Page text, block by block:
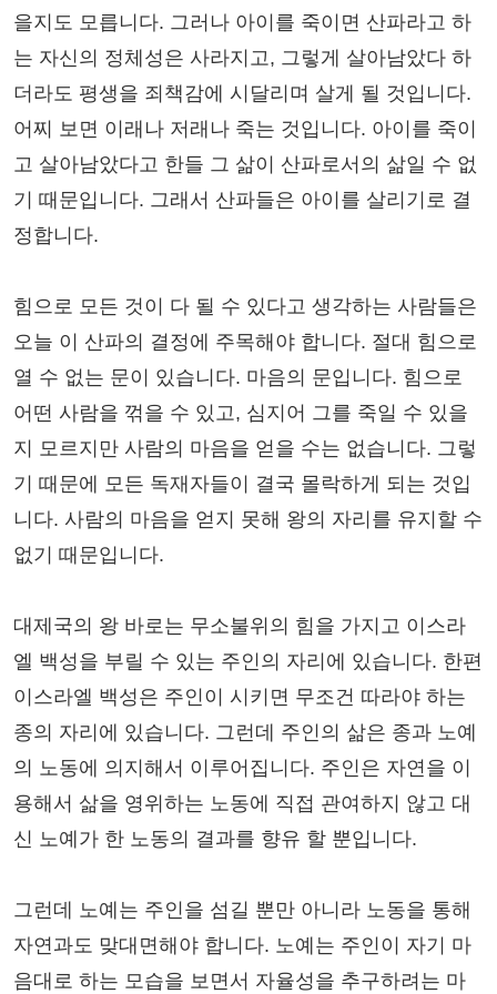
을지도 모릅니다. 그러나 아이를 죽이면 산파라고 하
는 자신의 정체성은 사라지고, 그렇게 살아남았다 하
더라도 평생을 죄책감에 시달리며 살게 될 것입니다.
어찌 보면 이래나 저래나 죽는 것입니다. 아이를 죽이
고 살아남았다고 한들 그 삶이 산파로서의 삶일 수 없
기 때문입니다. 그래서 산파들은 아이를 살리기로 결
정합니다.
힘으로 모든 것이 다 될 수 있다고 생각하는 사람들은
오늘 이 산파의 결정에 주목해야 합니다. 절대 힘으로
열 수 없는 문이 있습니다. 마음의 문입니다. 힘으로
어떤 사람을 꺾을 수 있고, 심지어 그를 죽일 수 있을
지 모르지만 사람의 마음을 얻을 수는 없습니다. 그렇
기 때문에 모든 독재자들이 결국 몰락하게 되는 것입
니다. 사람의 마음을 얻지 못해 왕의 자리를 유지할 수
없기 때문입니다.
대제국의 왕 바로는 무소불위의 힘을 가지고 이스라
엘 백성을 부릴 수 있는 주인의 자리에 있습니다. 한편
이스라엘 백성은 주인이 시키면 무조건 따라야 하는
종의 자리에 있습니다. 그런데 주인의 삶은 종과 노예
의 노동에 의지해서 이루어집니다. 주인은 자연을 이
용해서 삶을 영위하는 노동에 직접 관여하지 않고 대
신 노예가 한 노동의 결과를 향유 할 뿐입니다.
그런데 노예는 주인을 섬길 뿐만 아니라 노동을 통해
자연과도 맞대면해야 합니다. 노예는 주인이 자기 마
음대로 하는 모습을 보면서 자율성을 추구하려는 마